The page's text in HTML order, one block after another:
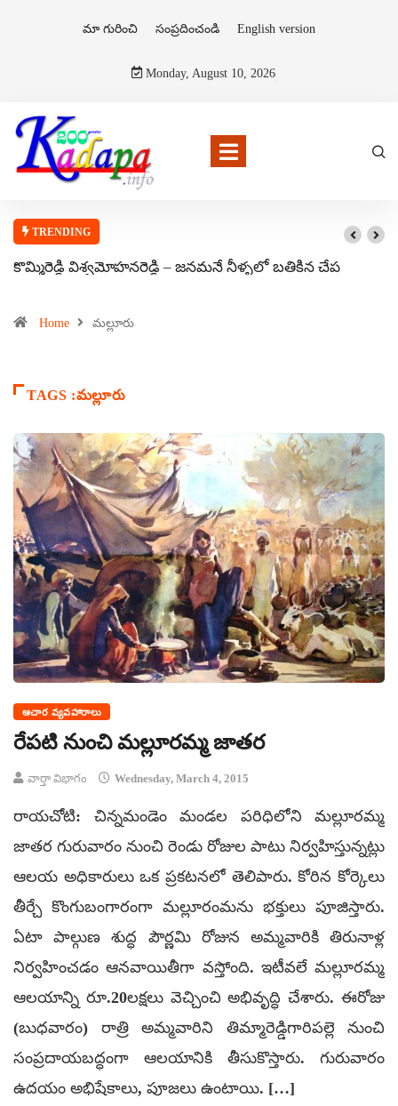
మా గురించి సంప్రదించండి English version
Monday, August 10, 2026
TRENDING
కొమ్మిరెడ్డి విశ్వమోహనరెడ్డి – జనమనే నీళ్ళలో బతికిన చేప
Home మల్లూరు
TAGS :మల్లూరు
ఆచార వ్యవహారాలు
రేపటి నుంచి మల్లూరమ్మ జాతర
వార్తా విభాగం Wednesday, March 4, 2015
రాయచోటి: చిన్నమండెం మండల పరిధిలోని మల్లూరమ్మ
జాతర గురువారం నుంచి రెండు రోజుల పాటు నిర్వహిస్తున్నట్లు
ఆలయ అధికారులు ఒక ప్రకటనలో తెలిపారు. కోరిన కోర్కెలు
తీర్చే కొంగుబంగారంగా మల్లూరంమను భక్తులు పూజిస్తారు.
ఏటా పాల్గుణ శుద్ధ పౌర్ణమి రోజున అమ్మవారికి తిరునాళ్ల
నిర్వహించడం ఆనవాయితీగా వస్తోంది. ఇటీవలే మల్లూరమ్మ
ఆలయాన్ని రూ.20లక్షలు వెచ్చించి అభివృద్ధి చేశారు. ఈరోజు
(బుధవారం) రాత్రి అమ్మవారిని తిమ్మారెడ్డిగారిపల్లె నుంచి
సంప్రదాయబద్ధంగా ఆలయానికి తీసుకొస్తారు. గురువారం
ఉదయం అభిషేకాలు, పూజలు ఉంటాయి. […]